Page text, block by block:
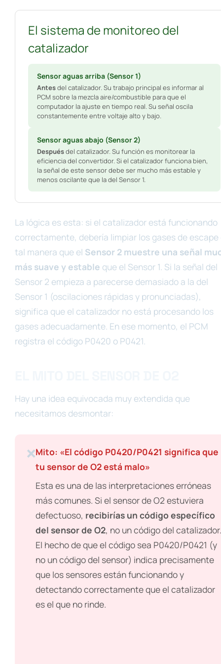
El sistema de monitoreo del
catalizador
Sensor aguas arriba (Sensor 1)
Antesdel catalizador. Su trabajo principal es informar al
PCM sobre la mezcla aire/combustible para que el
computador la ajuste en tiempo real. Su señal oscila
constantemente entre voltaje alto y bajo.
Sensor aguas abajo (Sensor 2)
Despuésdel catalizador. Su función es monitorear la
eficiencia del convertidor. Si el catalizador funciona bien,
la señal de este sensor debe ser mucho más estable y
menos oscilante que la del Sensor 1.
La lógica es esta: si el catalizador está funcionando
correctamente, debería limpiar los gases de escape
tal manera que el Sensor 2 muestre una señal
más suave y estable que el Sensor 1. Si la señal del
Sensor 2 empieza a parecerse demasiado a la del
Sensor 1 (oscilaciones rápidas y pronunciadas),
significa que el catalizador no está procesando los
gases adecuadamente. En ese momento, el PCM
registra el código P0420 o P0421.
Hay una idea equivocada muy extendida que
necesitamos desmontar:
❌Mito: «El código P0420/P0421 significa que
tu sensor de O2 está malo»
Esta es una de las interpretaciones erróneas
más comunes. Si el sensor de O2 estuviera
defectuoso, recibirías un código específico
del sensor de O2, no un código del catalizador.
El hecho de que el código sea P0420/P0421 (y
no un código del sensor) indica precisamente
que los sensores están funcionando y
detectando correctamente que el catalizador
es el que no rinde.